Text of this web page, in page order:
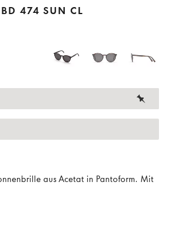
BD 474 SUN CL
aus Acetat in Pantoform. Mit